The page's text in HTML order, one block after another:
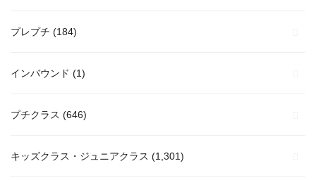
プレプチ (184)
インバウンド (1)
プチクラス (646)
キッズクラス・ジュニアクラス (1,301)